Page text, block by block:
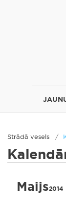
Strādā vesels
Maijs2014